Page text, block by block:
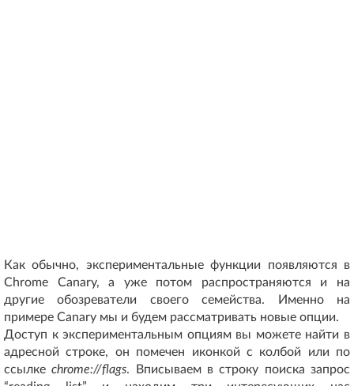
Как обычно, экспериментальные функции появляются в
Chrome Canary, а уже потом распространяются и на
другие обозреватели своего семейства. Именно на
примере Canary мы и будем рассматривать новые опции.
Доступ к экспериментальным опциям вы можете найти в
адресной строке, он помечен иконкой с колбой или по
ссылкеchrome://flags. Вписываем в строку поиска запрос